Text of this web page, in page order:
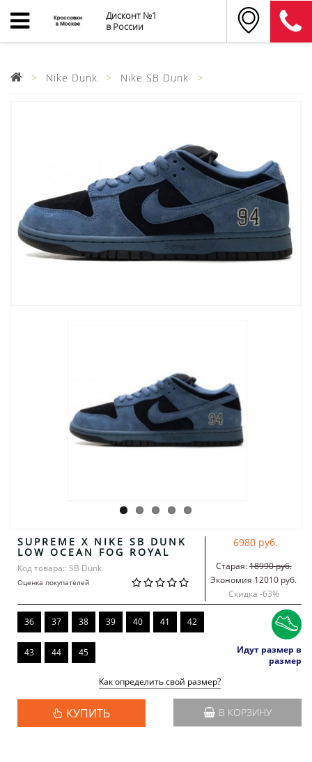
Дисконт №1
в России
Nike Dunk Nike SB Dunk
SUPREME X NIKE SB DUNK
LOW OCEAN FOG ROYAL
Код товара:: SB Dunk
Оценка покупателей
6980 руб.
Старая:18990 руб.
Экономия 12010 руб.
Скидка -63%
36 37 38 39 40 41 42
43 44 45
Идут размер в
размер
Как определить свой размер?
КУПИТЬ В КОРЗИНУ